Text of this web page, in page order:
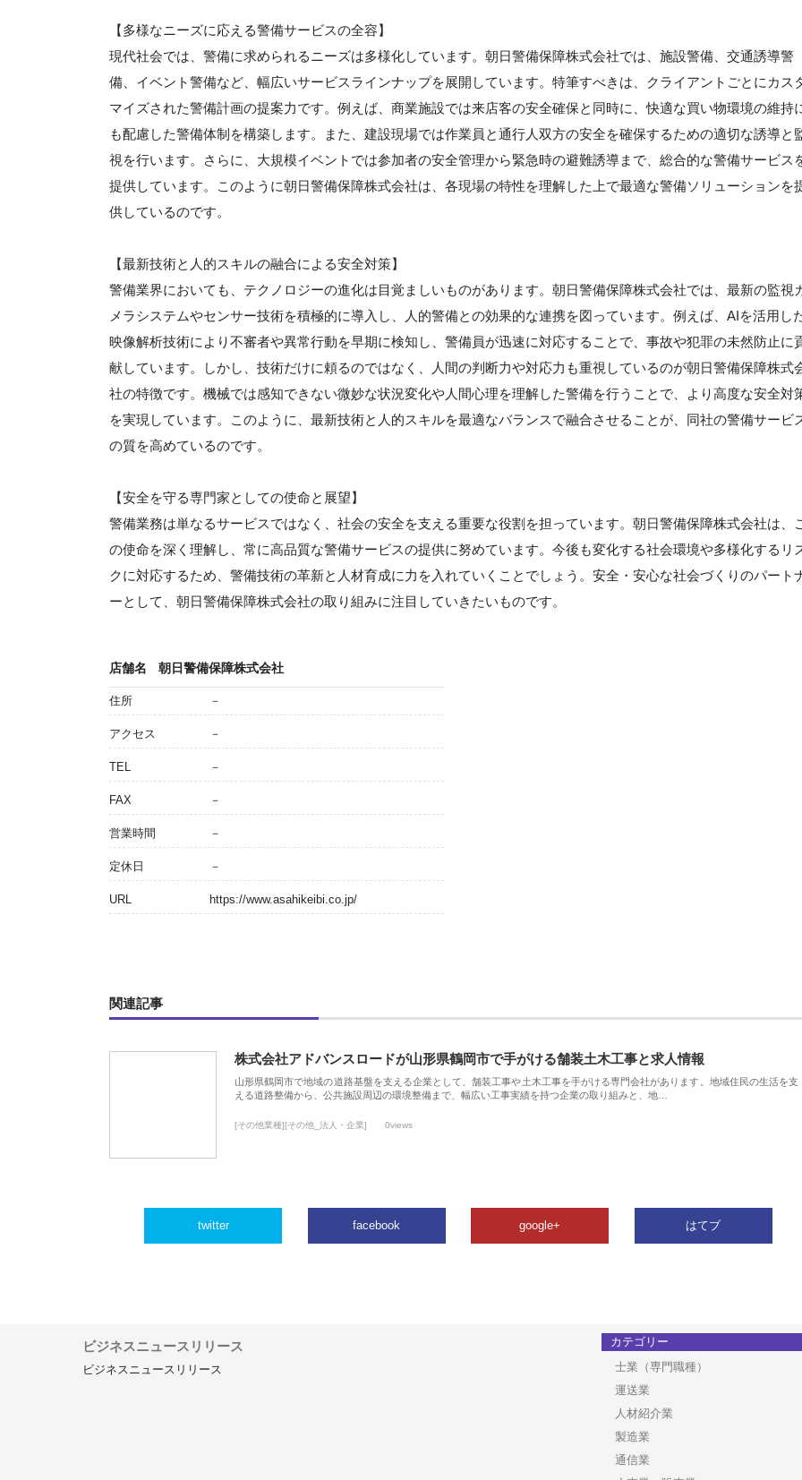
【多様なニーズに応える警備サービスの全容】
現代社会では、警備に求められるニーズは多様化しています。朝日警備保障株式会社では、施設警備、交通誘導警
備、イベント警備など、幅広いサービスラインナップを展開しています。特筆すべきは、クライアントごとにカス
マイズされた警備計画の提案力です。例えば、商業施設では来店客の安全確保と同時に、快適な買い物環境の維持
も配慮した警備体制を構築します。また、建設現場では作業員と通行人双方の安全を確保するための適切な誘導と
視を行います。さらに、大規模イベントでは参加者の安全管理から緊急時の避難誘導まで、総合的な警備サービス
提供しています。このように朝日警備保障株式会社は、各現場の特性を理解した上で最適な警備ソリューションを
供しているのです。
【最新技術と人的スキルの融合による安全対策】
警備業界においても、テクノロジーの進化は目覚ましいものがあります。朝日警備保障株式会社では、最新の監視
メラシステムやセンサー技術を積極的に導入し、人的警備との効果的な連携を図っています。例えば、AIを活用し
映像解析技術により不審者や異常行動を早期に検知し、警備員が迅速に対応することで、事故や犯罪の未然防止に
献しています。しかし、技術だけに頼るのではなく、人間の判断力や対応力も重視しているのが朝日警備保障株式
社の特徴です。機械では感知できない微妙な状況変化や人間心理を理解した警備を行うことで、より高度な安全対
を実現しています。このように、最新技術と人的スキルを最適なバランスで融合させることが、同社の警備サービ
の質を高めているのです。
【安全を守る専門家としての使命と展望】
警備業務は単なるサービスではなく、社会の安全を支える重要な役割を担っています。朝日警備保障株式会社は、
の使命を深く理解し、常に高品質な警備サービスの提供に努めています。今後も変化する社会環境や多様化するリ
クに対応するため、警備技術の革新と人材育成に力を入れていくことでしょう。安全・安心な社会づくりのパート
ーとして、朝日警備保障株式会社の取り組みに注目していきたいものです。
店舗名 朝日警備保障株式会社
住所 －
アクセス －
TEL －
FAX －
営業時間 －
定休日 －
URL https://www.asahikeibi.co.jp/
関連記事
株式会社アドバンスロードが山形県鶴岡市で手がける舗装土木工事と求人情報
山形県鶴岡市で地域の道路基盤を支える企業として、舗装工事や土木工事を手がける専門会社があります。地域住民の生活を支
える道路整備から、公共施設周辺の環境整備まで、幅広い工事実績を持つ企業の取り組みと、地…
[その他業種][その他_法人・企業] 0views
twitter facebook google+ はてブ
ビジネスニュースリリース
ビジネスニュースリリース
カテゴリー
士業（専門職種）
運送業
人材紹介業
製造業
通信業